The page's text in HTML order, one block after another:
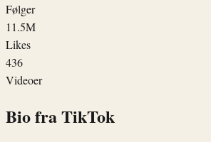
Følger
11.5M
Likes
436
Videoer
Bio fra TikTok